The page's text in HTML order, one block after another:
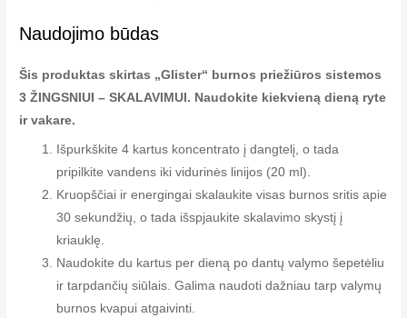
Naudojimo būdas
Šis produktas skirtas „Glister“ burnos priežiūros sistemos
3 ŽINGSNIUI – SKALAVIMUI. Naudokite kiekvieną dieną ryte
ir vakare.
Išpurkškite 4 kartus koncentrato į dangtelį, o tada
pripilkite vandens iki vidurinės linijos (20 ml).
Kruopščiai ir energingai skalaukite visas burnos sritis apie
30 sekundžių, o tada išspjaukite skalavimo skystį į
kriauklę.
Naudokite du kartus per dieną po dantų valymo šepetėliu
ir tarpdančių siūlais. Galima naudoti dažniau tarp valymų
burnos kvapui atgaivinti.